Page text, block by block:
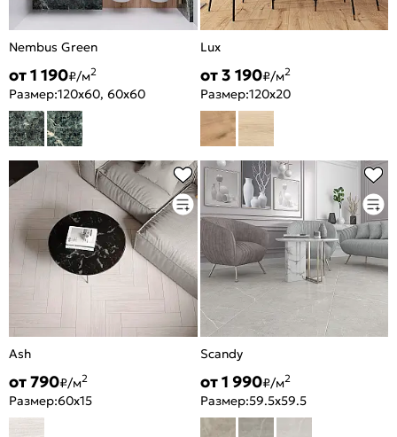
Nembus Green
от 1 190₽/м2
Размер:120x60, 60x60
Lux
от 3 190₽/м2
Размер:120x20
Ash
от 790₽/м2
Размер:60x15
Scandy
от 1 990₽/м2
Размер:59.5x59.5